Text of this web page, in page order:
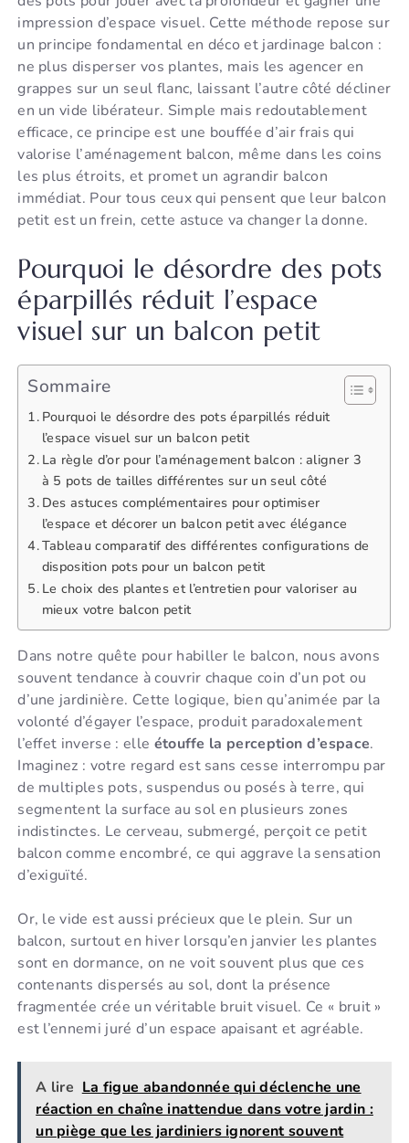
impression d’espace visuel. Cette méthode repose sur
un principe fondamental en déco et jardinage balcon :
ne plus disperser vos plantes, mais les agencer en
grappes sur un seul flanc, laissant l’autre côté décliner
en un vide libérateur. Simple mais redoutablement
efficace, ce principe est une bouffée d’air frais qui
valorise l’aménagement balcon, même dans les coins
les plus étroits, et promet un agrandir balcon
immédiat. Pour tous ceux qui pensent que leur balcon
petit est un frein, cette astuce va changer la donne.
Pourquoi le désordre des pots
éparpillés réduit l’espace
visuel sur un balcon petit
Sommaire
Pourquoi le désordre des pots éparpillés réduit
l’espace visuel sur un balcon petit
La règle d’or pour l’aménagement balcon : aligner 3
à 5 pots de tailles différentes sur un seul côté
Des astuces complémentaires pour optimiser
l’espace et décorer un balcon petit avec élégance
Tableau comparatif des différentes configurations de
disposition pots pour un balcon petit
Le choix des plantes et l’entretien pour valoriser au
mieux votre balcon petit
Dans notre quête pour habiller le balcon, nous avons
souvent tendance à couvrir chaque coin d’un pot ou
d’une jardinière. Cette logique, bien qu’animée par la
volonté d’égayer l’espace, produit paradoxalement
l’effet inverse : elle étouffe la perception d’espace.
Imaginez : votre regard est sans cesse interrompu par
de multiples pots, suspendus ou posés à terre, qui
segmentent la surface au sol en plusieurs zones
indistinctes. Le cerveau, submergé, perçoit ce petit
balcon comme encombré, ce qui aggrave la sensation
d’exiguïté.
Or, le vide est aussi précieux que le plein. Sur un
balcon, surtout en hiver lorsqu’en janvier les plantes
sont en dormance, on ne voit souvent plus que ces
contenants dispersés au sol, dont la présence
fragmentée crée un véritable bruit visuel. Ce « bruit »
est l’ennemi juré d’un espace apaisant et agréable.
A lire La figue abandonnée qui déclenche une
réaction en chaîne inattendue dans votre jardin :
un piège que les jardiniers ignorent souvent